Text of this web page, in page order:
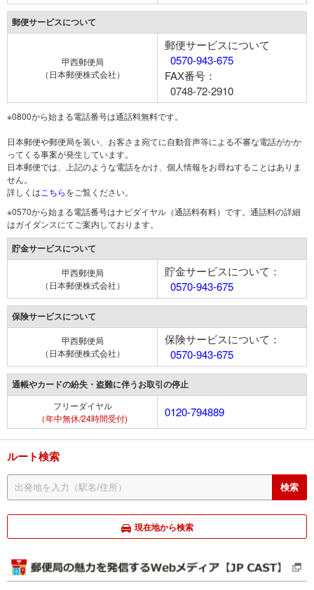
郵便サービスについて
甲西郵便局
（日本郵便株式会社）
郵便サービスについて
0570-943-675
FAX番号：
0748-72-2910
※0800から始まる電話番号は通話料無料です。
日本郵便や郵便局を装い、お客さま宛てに自動音声等による不審な電話がかか
ってくる事案が発生しています。
日本郵便では、上記のような電話をかけ、個人情報をお尋ねすることはありま
せん。
詳しくは こちらをご覧ください。
※0570から始まる電話番号はナビダイヤル（通話料有料）です。通話料の詳細
はガイダンスにてご案内しております。
貯金サービスについて
甲西郵便局
（日本郵便株式会社）
貯金サービスについて：
0570-943-675
保険サービスについて
甲西郵便局
（日本郵便株式会社）
保険サービスについて：
0570-943-675
通帳やカードの紛失・盗難に伴うお取引の停止
フリーダイヤル
（年中無休/24時間受付)
0120-794889
ルート検索
現在地から検索